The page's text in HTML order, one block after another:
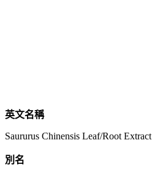
英文名稱
Saururus Chinensis Leaf/Root Extract
別名